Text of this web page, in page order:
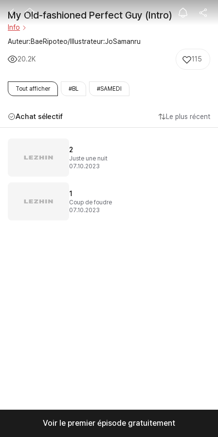
My Old-
My Old-fashioned Perfect Guy (Intro)
Info
Auteur:BaeRipoteo/Illustrateur:JoSamanru
20.2K 115
Tout afficher #BL #SAMEDI
Achat sélectif Le plus récent
2
Juste une nuit
07.10.2023
1
Coup de foudre
07.10.2023
Voir le premier épisode gratuitement